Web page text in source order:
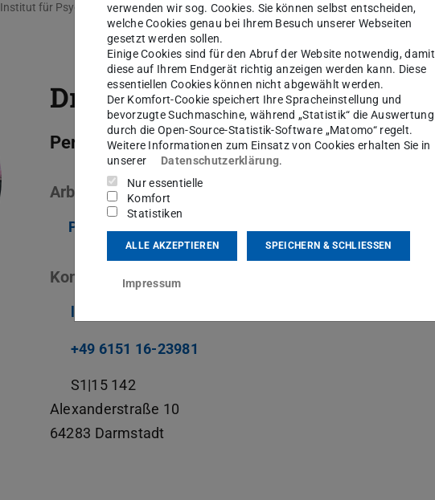
Institut für Psychologie Personen
Dr. Lynn Schmittwilken
Perception
Arbeitsgebiet(e)
Perception
Kontakt
+49 6151 16-23981
S1|15 142
Alexanderstraße 10
64283 Darmstadt
verwenden wir sog. Cookies. Sie können selbst entscheiden,
welche Cookies genau bei Ihrem Besuch unserer Webseiten
gesetzt werden sollen.
Einige Cookies sind für den Abruf der Website notwendig, damit
diese auf Ihrem Endgerät richtig anzeigen werden kann. Diese
essentiellen Cookies können nicht abgewählt werden.
Der Komfort-Cookie speichert Ihre Spracheinstellung und
bevorzugte Suchmaschine, während „Statistik“ die Auswertung
durch die Open-Source-Statistik-Software „Matomo“ regelt.
Weitere Informationen zum Einsatz von Cookies erhalten Sie in
unserer
Datenschutzerklärung.
Nur essentielle
Komfort
Statistiken
ALLE AKZEPTIEREN SPEICHERN & SCHLIESSEN
Impressum